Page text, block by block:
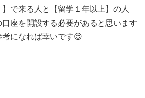
で来る人と【留学１年以上】の人
座を開設する必要があると思います
になれば幸いです😌